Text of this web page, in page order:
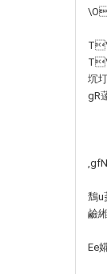
T\
坈
gR
鵚
鹼緗
Ee